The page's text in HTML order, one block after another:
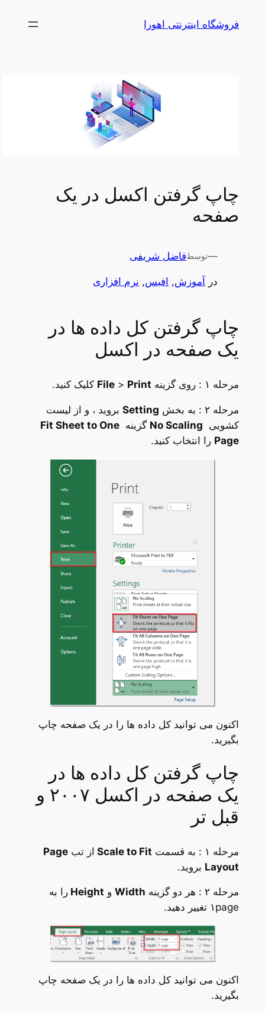
فروشگاه اینترنتی اهورا
چاپ گرفتن اکسل در یک
صفحه
—توسطفاضل شریفی
در آموزش, افیس, نرم افزاری
چاپ گرفتن کل داده ها در
یک صفحه در اکسل
مرحله ۱ : روی گزینه File > Print کلیک کنید.
مرحله ۲ : به بخش Settingبروید ، و از لیست
کشویی No Scaling گزینه Fit Sheet to One
Page را انتخاب کنید.
اکنون می توانید کل داده ها را در یک صفحه چاپ
بگیرید.
چاپ گرفتن کل داده ها در
یک صفحه در اکسل ۲۰۰۷ و
قبل تر
مرحله ۱ : به قسمت Scale to Fit از تب Page
Layout بروید.
مرحله ۲ : هر دو گزینه Widthو Height را به
۱page تغییر دهید.
اکنون می توانید کل داده ها را در یک صفحه چاپ
بگیرید.